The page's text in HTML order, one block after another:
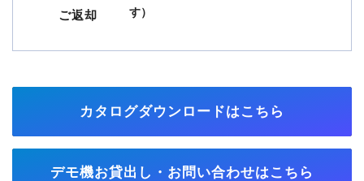
ご返却
す）
カタログダウンロードはこちら
デモ機お貸出し・お問い合わせはこちら